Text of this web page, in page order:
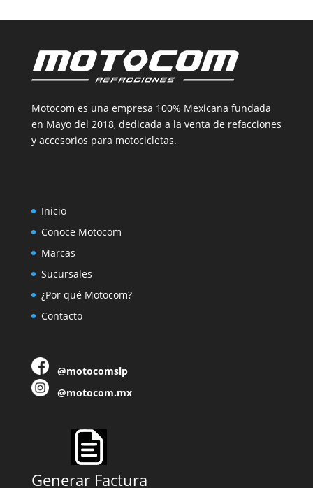
Motocom es una empresa 100% Mexicana fundada
en Mayo del 2018, dedicada a la venta de refacciones
y accesorios para motocicletas.
Inicio
Conoce Motocom
Marcas
Sucursales
¿Por qué Motocom?
Contacto
@motocomslp
@motocom.mx
Generar Factura